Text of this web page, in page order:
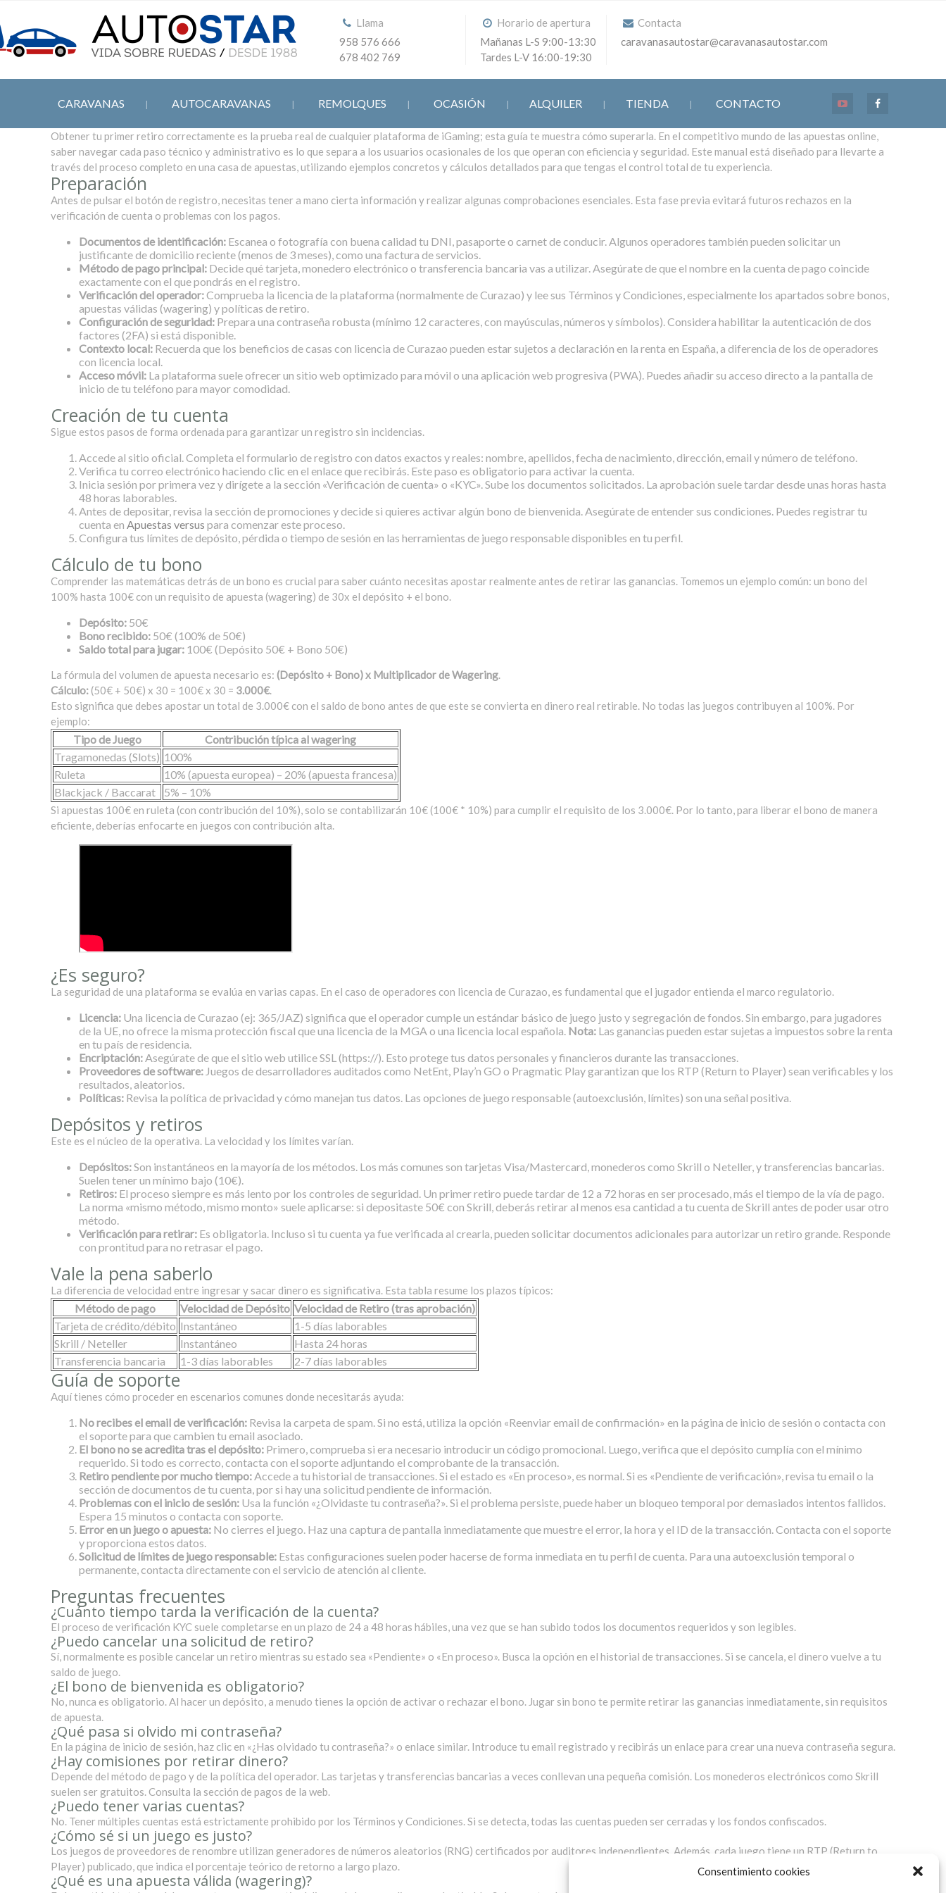
Consentimiento cookies
Llama
958 576 666
678 402 769
Horario de apertura
Mañanas L-S 9:00-13:30
Tardes L-V 16:00-19:30
Contacta
caravanasautostar@caravanasautostar.com
CARAVANAS AUTOCARAVANAS REMOLQUES OCASIÓN ALQUILER TIENDA CONTACTO
Obtener tu primer retiro correctamente es la prueba real de cualquier plataforma de iGaming; esta guía te muestra cómo superarla. En el competitivo mundo de las apuestas online,
saber navegar cada paso técnico y administrativo es lo que separa a los usuarios ocasionales de los que operan con eficiencia y seguridad. Este manual está diseñado para llevarte a
través del proceso completo en una casa de apuestas, utilizando ejemplos concretos y cálculos detallados para que tengas el control total de tu experiencia.
Preparación
Antes de pulsar el botón de registro, necesitas tener a mano cierta información y realizar algunas comprobaciones esenciales. Esta fase previa evitará futuros rechazos en la
verificación de cuenta o problemas con los pagos.
Documentos de identificación: Escanea o fotografía con buena calidad tu DNI, pasaporte o carnet de conducir. Algunos operadores también pueden solicitar un
justificante de domicilio reciente (menos de 3 meses), como una factura de servicios.
Método de pago principal: Decide qué tarjeta, monedero electrónico o transferencia bancaria vas a utilizar. Asegúrate de que el nombre en la cuenta de pago coincide
exactamente con el que pondrás en el registro.
Verificación del operador:Comprueba la licencia de la plataforma (normalmente de Curazao) y lee sus Términos y Condiciones, especialmente los apartados sobre bonos,
apuestas válidas (wagering) y políticas de retiro.
Configuración de seguridad: Prepara una contraseña robusta (mínimo 12 caracteres, con mayúsculas, números y símbolos). Considera habilitar la autenticación de dos
factores (2FA) si está disponible.
Contexto local: Recuerda que los beneficios de casas con licencia de Curazao pueden estar sujetos a declaración en la renta en España, a diferencia de los de operadores
con licencia local.
Acceso móvil: La plataforma suele ofrecer un sitio web optimizado para móvil o una aplicación web progresiva (PWA). Puedes añadir su acceso directo a la pantalla de
inicio de tu teléfono para mayor comodidad.
Creación de tu cuenta
Sigue estos pasos de forma ordenada para garantizar un registro sin incidencias.
Accede al sitio oficial. Completa el formulario de registro con datos exactos y reales: nombre, apellidos, fecha de nacimiento, dirección, email y número de teléfono.
Verifica tu correo electrónico haciendo clic en el enlace que recibirás. Este paso es obligatorio para activar la cuenta.
Inicia sesión por primera vez y dirígete a la sección «Verificación de cuenta» o «KYC». Sube los documentos solicitados. La aprobación suele tardar desde unas horas hasta
48 horas laborables.
Antes de depositar, revisa la sección de promociones y decide si quieres activar algún bono de bienvenida. Asegúrate de entender sus condiciones. Puedes registrar tu
cuenta en Apuestas versus para comenzar este proceso.
Configura tus límites de depósito, pérdida o tiempo de sesión en las herramientas de juego responsable disponibles en tu perfil.
Cálculo de tu bono
Comprender las matemáticas detrás de un bono es crucial para saber cuánto necesitas apostar realmente antes de retirar las ganancias. Tomemos un ejemplo común: un bono del
100% hasta 100€ con un requisito de apuesta (wagering) de 30x el depósito + el bono.
Depósito: 50€
Bono recibido: 50€ (100% de 50€)
Saldo total para jugar: 100€ (Depósito 50€ + Bono 50€)
La fórmula del volumen de apuesta necesario es: (Depósito + Bono) x Multiplicador de Wagering.
Cálculo: (50€ + 50€) x 30 = 100€ x 30 = 3.000€.
Esto significa que debes apostar un total de 3.000€ con el saldo de bono antes de que este se convierta en dinero real retirable. No todas las juegos contribuyen al 100%. Por
ejemplo:
Tipo de Juego
Contribución típica al wagering
Tragamonedas (Slots) 100%
Ruleta
10% (apuesta europea) – 20% (apuesta francesa)
Blackjack / Baccarat
5% – 10%
Si apuestas 100€ en ruleta (con contribución del 10%), solo se contabilizarán 10€ (100€ * 10%) para cumplir el requisito de los 3.000€. Por lo tanto, para liberar el bono de manera
eficiente, deberías enfocarte en juegos con contribución alta.
¿Es seguro?
La seguridad de una plataforma se evalúa en varias capas. En el caso de operadores con licencia de Curazao, es fundamental que el jugador entienda el marco regulatorio.
Licencia: Una licencia de Curazao (ej: 365/JAZ) significa que el operador cumple un estándar básico de juego justo y segregación de fondos. Sin embargo, para jugadores
de la UE, no ofrece la misma protección fiscal que una licencia de la MGA o una licencia local española. Nota: Las ganancias pueden estar sujetas a impuestos sobre la renta
en tu país de residencia.
Encriptación:Asegúrate de que el sitio web utilice SSL (https://). Esto protege tus datos personales y financieros durante las transacciones.
Proveedores de software: Juegos de desarrolladores auditados como NetEnt, Play’n GO o Pragmatic Play garantizan que los RTP (Return to Player) sean verificables y los
resultados, aleatorios.
Políticas: Revisa la política de privacidad y cómo manejan tus datos. Las opciones de juego responsable (autoexclusión, límites) son una señal positiva.
Depósitos y retiros
Este es el núcleo de la operativa. La velocidad y los límites varían.
Depósitos:Son instantáneos en la mayoría de los métodos. Los más comunes son tarjetas Visa/Mastercard, monederos como Skrill o Neteller, y transferencias bancarias.
Suelen tener un mínimo bajo (10€).
Retiros: El proceso siempre es más lento por los controles de seguridad. Un primer retiro puede tardar de 12 a 72 horas en ser procesado, más el tiempo de la vía de pago.
La norma «mismo método, mismo monto» suele aplicarse: si depositaste 50€ con Skrill, deberás retirar al menos esa cantidad a tu cuenta de Skrill antes de poder usar otro
método.
Verificación para retirar: Es obligatoria. Incluso si tu cuenta ya fue verificada al crearla, pueden solicitar documentos adicionales para autorizar un retiro grande. Responde
con prontitud para no retrasar el pago.
Vale la pena saberlo
La diferencia de velocidad entre ingresar y sacar dinero es significativa. Esta tabla resume los plazos típicos:
Método de pago Velocidad de Depósito Velocidad de Retiro (tras aprobación)
Tarjeta de crédito/débito Instantáneo
1-5 días laborables
Skrill / Neteller
Instantáneo
Hasta 24 horas
Transferencia bancaria
1-3 días laborables 2-7 días laborables
Guía de soporte
Aquí tienes cómo proceder en escenarios comunes donde necesitarás ayuda:
No recibes el email de verificación: Revisa la carpeta de spam. Si no está, utiliza la opción «Reenviar email de confirmación» en la página de inicio de sesión o contacta con
el soporte para que cambien tu email asociado.
El bono no se acredita tras el depósito: Primero, comprueba si era necesario introducir un código promocional. Luego, verifica que el depósito cumplía con el mínimo
requerido. Si todo es correcto, contacta con el soporte adjuntando el comprobante de la transacción.
Retiro pendiente por mucho tiempo:Accede a tu historial de transacciones. Si el estado es «En proceso», es normal. Si es «Pendiente de verificación», revisa tu email o la
sección de documentos de tu cuenta, por si hay una solicitud pendiente de información.
Problemas con el inicio de sesión: Usa la función «¿Olvidaste tu contraseña?». Si el problema persiste, puede haber un bloqueo temporal por demasiados intentos fallidos.
Espera 15 minutos o contacta con soporte.
Error en un juego o apuesta: No cierres el juego. Haz una captura de pantalla inmediatamente que muestre el error, la hora y el ID de la transacción. Contacta con el soporte
y proporciona estos datos.
Solicitud de límites de juego responsable: Estas configuraciones suelen poder hacerse de forma inmediata en tu perfil de cuenta. Para una autoexclusión temporal o
permanente, contacta directamente con el servicio de atención al cliente.
Preguntas frecuentes
¿Cuánto tiempo tarda la verificación de la cuenta?
El proceso de verificación KYC suele completarse en un plazo de 24 a 48 horas hábiles, una vez que se han subido todos los documentos requeridos y son legibles.
¿Puedo cancelar una solicitud de retiro?
Sí, normalmente es posible cancelar un retiro mientras su estado sea «Pendiente» o «En proceso». Busca la opción en el historial de transacciones. Si se cancela, el dinero vuelve a tu
saldo de juego.
¿El bono de bienvenida es obligatorio?
No, nunca es obligatorio. Al hacer un depósito, a menudo tienes la opción de activar o rechazar el bono. Jugar sin bono te permite retirar las ganancias inmediatamente, sin requisitos
de apuesta.
¿Qué pasa si olvido mi contraseña?
En la página de inicio de sesión, haz clic en «¿Has olvidado tu contraseña?» o enlace similar. Introduce tu email registrado y recibirás un enlace para crear una nueva contraseña segura.
¿Hay comisiones por retirar dinero?
Depende del método de pago y de la política del operador. Las tarjetas y transferencias bancarias a veces conllevan una pequeña comisión. Los monederos electrónicos como Skrill
suelen ser gratuitos. Consulta la sección de pagos de la web.
¿Puedo tener varias cuentas?
No. Tener múltiples cuentas está estrictamente prohibido por los Términos y Condiciones. Si se detecta, todas las cuentas pueden ser cerradas y los fondos confiscados.
¿Cómo sé si un juego es justo?
Los juegos de proveedores de renombre utilizan generadores de números aleatorios (RNG) certificados por auditores independientes. Además, cada juego tiene un RTP (Return to
Player) publicado, que indica el porcentaje teórico de retorno a largo plazo.
¿Qué es una apuesta válida (wagering)?